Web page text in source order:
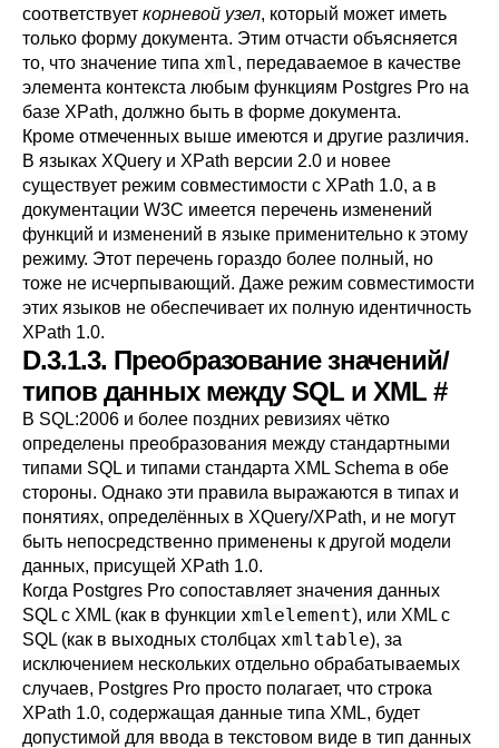
соответствует корневой узел, который может иметь
только форму документа. Этим отчасти объясняется
то, что значение типа xml, передаваемое в качестве
элемента контекста любым функциям Postgres Pro на
базе XPath, должно быть в форме документа.
Кроме отмеченных выше имеются и другие различия.
В языках XQuery и XPath версии 2.0 и новее
существует режим совместимости с XPath 1.0, а в
документации W3C имеется перечень изменений
функций и изменений в языке применительно к этому
режиму. Этот перечень гораздо более полный, но
тоже не исчерпывающий. Даже режим совместимости
этих языков не обеспечивает их полную идентичность
XPath 1.0.
D.3.1.3. Преобразование значений/
типов данных между SQL и XML #
В SQL:2006 и более поздних ревизиях чётко
определены преобразования между стандартными
типами SQL и типами стандарта XML Schema в обе
стороны. Однако эти правила выражаются в типах и
понятиях, определённых в XQuery/XPath, и не могут
быть непосредственно применены к другой модели
данных, присущей XPath 1.0.
Когда Postgres Pro сопоставляет значения данных
SQL с XML (как в функции xmlelement), или XML с
SQL (как в выходных столбцах xmltable), за
исключением нескольких отдельно обрабатываемых
случаев, Postgres Pro просто полагает, что строка
XPath 1.0, содержащая данные типа XML, будет
допустимой для ввода в текстовом виде в тип данных